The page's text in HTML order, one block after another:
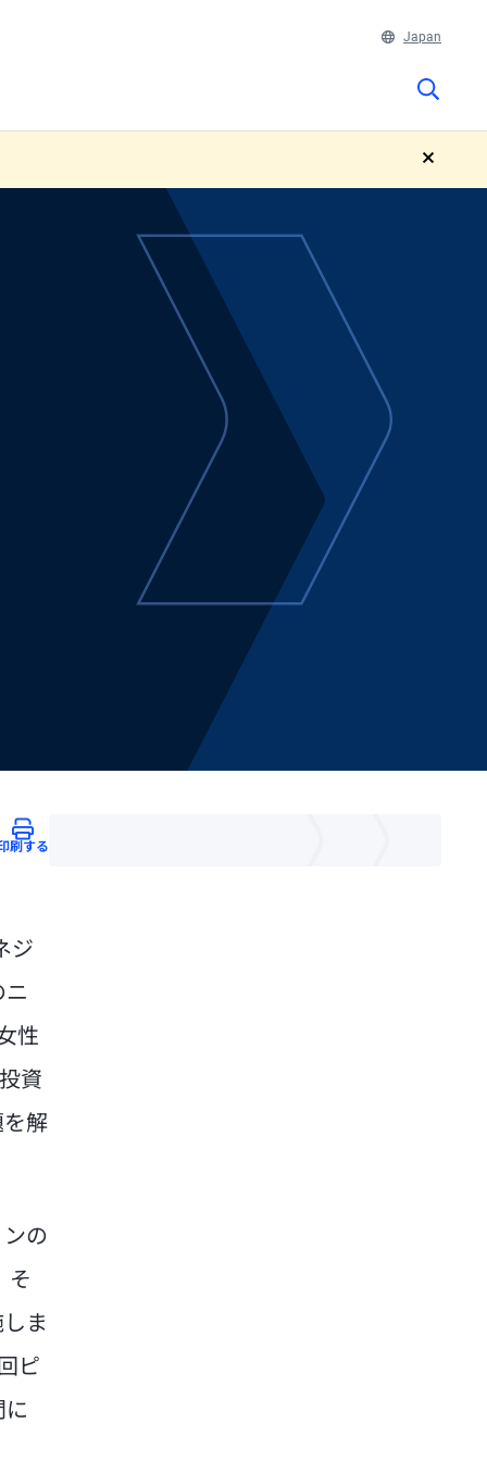
Japan
刷する
ジ
性
資
解
の
そ
ま
ピ